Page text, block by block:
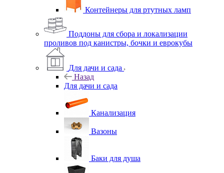
Контейнеры для ртутных ламп
Поддоны для сбора и локализации
проливов под канистры, бочки и еврокубы
Для дачи и сада
Назад
Для дачи и сада
Канализация
Вазоны
Баки для душа